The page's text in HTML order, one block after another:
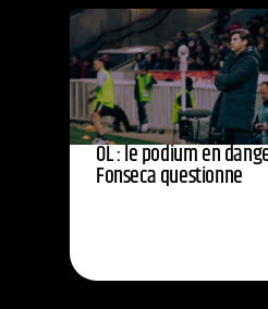
OL : le podium en
Fonseca questionne